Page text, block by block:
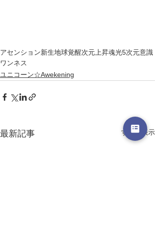
アセンション新生地球覚醒次元上昇魂光5次元意識
ワンネス
ユニコーン☆Awekening
最新記事 すべて表示